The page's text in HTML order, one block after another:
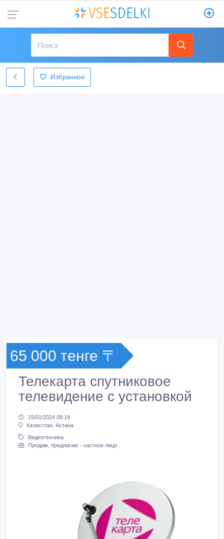
Избранное
65 000 тенге 〒
Телекарта спутниковое
телевидение с установкой
15/01/2024 08:19
Казахстан, Астана
Видеотехника
Продам, предлагаю - частное лицо